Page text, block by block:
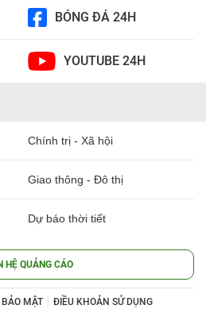
BÓNG ĐÁ 24H
YOUTUBE 24H
Chính trị - Xã hội
Giao thông - Đô thị
Dự báo thời tiết
HỆ QUẢNG CÁO
MẬT ĐIỀU KHOẢN SỬ DỤNG